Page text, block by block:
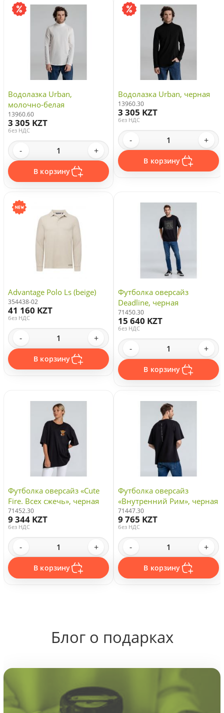
Водолазка Urban,
молочно-белая
13960.60
3 305 KZT
без НДС
- +
В корзину
Водолазка Urban, черная
13960.30
3 305 KZT
без НДС
- +
В корзину
Advantage Polo Ls (beige)
354438-02
41 160 KZT
без НДС
- +
В корзину
Футболка оверсайз
Deadline, черная
71450.30
15 640 KZT
без НДС
- +
В корзину
Футболка оверсайз «Cute
Fire. Всех сжечь», черная
71452.30
9 344 KZT
без НДС
- +
В корзину
Футболка оверсайз
«Внутренний Рим», черная
71447.30
9 765 KZT
без НДС
- +
В корзину
Блог о подарках